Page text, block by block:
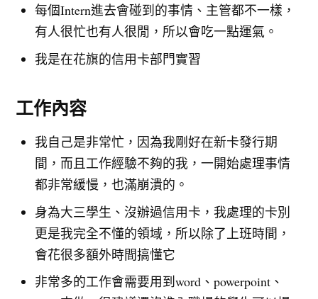
每個Intern進去會碰到的事情、主管都不一樣，
有人很忙也有人很閒，所以會吃一點運氣。
我是在花旗的信用卡部門實習
工作內容
我自己是非常忙，因為我剛好在新卡發行期
間，而且工作經驗不夠的我，一開始處理事情
都非常緩慢，也滿崩潰的。
身為大三學生、沒辦過信用卡，我處理的卡別
更是我完全不懂的領域，所以除了上班時間，
會花很多額外時間搞懂它
非常多的工作會需要用到word、powerpoint、